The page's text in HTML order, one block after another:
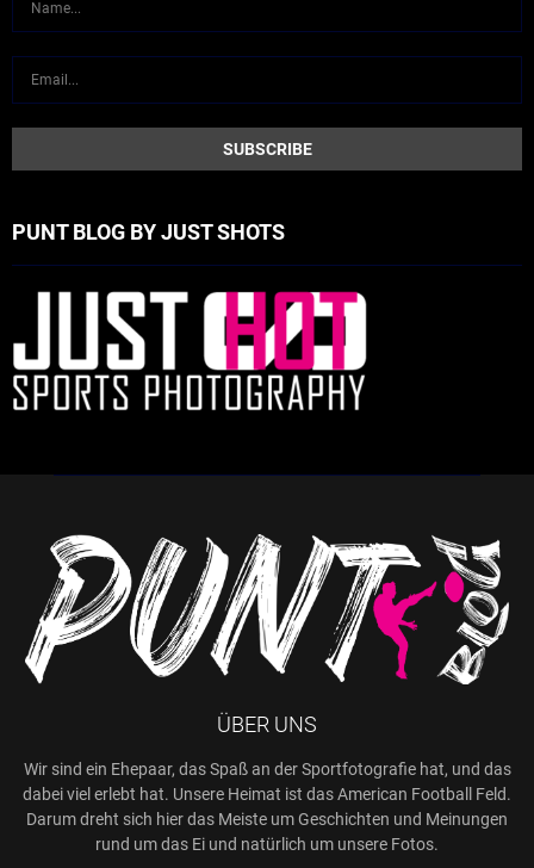
PUNT BLOG BY JUST SHOTS
ÜBER UNS
Wir sind ein Ehepaar, das Spaß an der Sportfotografie hat, und das
dabei viel erlebt hat. Unsere Heimat ist das American Football Feld.
Darum dreht sich hier das Meiste um Geschichten und Meinungen
rund um das Ei und natürlich um unsere Fotos.